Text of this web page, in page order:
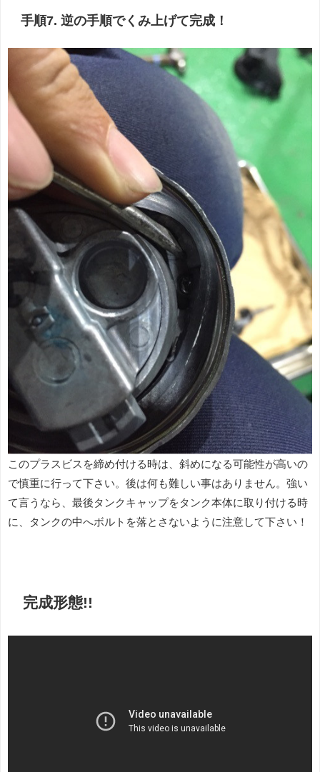
手順7. 逆の手順でくみ上げて完成！
このプラスビスを締め付ける時は、斜めになる可能性が高いの
で慎重に行って下さい。後は何も難しい事はありません。強い
て言うなら、最後タンクキャップをタンク本体に取り付ける時
に、タンクの中へボルトを落とさないように注意して下さい！
完成形態!!